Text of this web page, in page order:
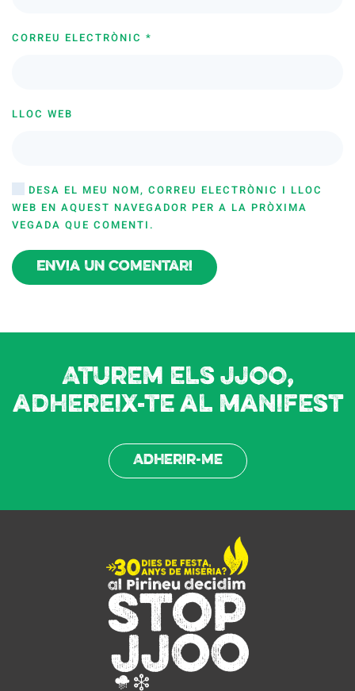
CORREU ELECTRÒNIC *
LLOC WEB
DESA EL MEU NOM, CORREU ELECTRÒNIC I LLOC
WEB EN AQUEST NAVEGADOR PER A LA PRÒXIMA
VEGADA QUE COMENTI.
Envia un comentari
Aturem els JJOO,
adhereix-te al manifest
Adherir-me